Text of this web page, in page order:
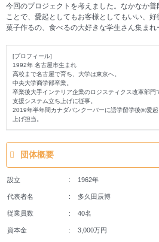
今回のプロジェクトを考えました。なかなか
ことで、愛起としてもお客様としてもいい、
菓子作るの、食べるの大好きな学生さん集まれ
[プロフィール]
1992年 名古屋市生まれ
高校まで名古屋で育ち、大学は東京へ。
中央大学商学部卒業。
卒業後大手インテリア企業のロジスティクス改革部
支援システム立ち上げに従事。
2019年半年間カナダバンクーバーに語学留学後㈱愛
上げ担当。
団体概要
設立 1962年
代表者名 多久田辰博
従業員数 40名
資本金 3,000万円